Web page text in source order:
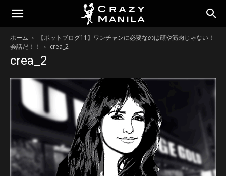
ホーム
【ポットブログ11】ワンチャンに必要なのは顔や筋肉じゃない！
会話だ！！
crea_2
crea_2